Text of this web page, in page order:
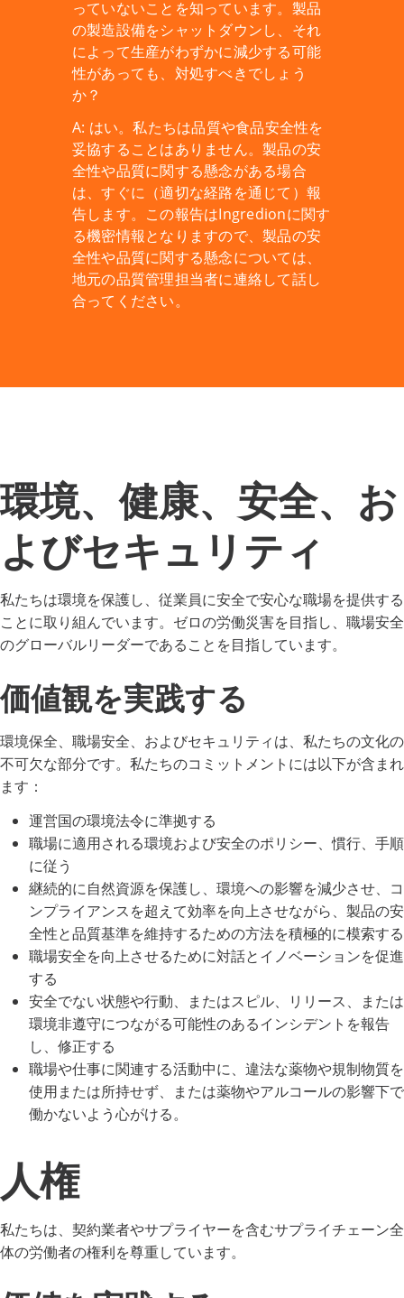
っていないことを知っています。製品
の製造設備をシャットダウンし、それ
によって生産がわずかに減少する可能
性があっても、対処すべきでしょう
か？
A: はい。私たちは品質や食品安全性を
妥協することはありません。製品の安
全性や品質に関する懸念がある場合
は、すぐに（適切な経路を通じて）報
告します。この報告はIngredionに関す
る機密情報となりますので、製品の安
全性や品質に関する懸念については、
地元の品質管理担当者に連絡して話し
合ってください。
環境、健康、安全、お
よびセキュリティ
私たちは環境を保護し、従業員に安全で安心な職場を提供する
ことに取り組んでいます。ゼロの労働災害を目指し、職場安全
のグローバルリーダーであることを目指しています。
価値観を実践する
環境保全、職場安全、およびセキュリティは、私たちの文化の
不可欠な部分です。私たちのコミットメントには以下が含まれ
ます：
運営国の環境法令に準拠する
職場に適用される環境および安全のポリシー、慣行、手順
に従う
継続的に自然資源を保護し、環境への影響を減少させ、コ
ンプライアンスを超えて効率を向上させながら、製品の安
全性と品質基準を維持するための方法を積極的に模索する
職場安全を向上させるために対話とイノベーションを促進
する
安全でない状態や行動、またはスピル、リリース、または
環境非遵守につながる可能性のあるインシデントを報告
し、修正する
職場や仕事に関連する活動中に、違法な薬物や規制物質を
使用または所持せず、または薬物やアルコールの影響下で
働かないよう心がける。
人権
私たちは、契約業者やサプライヤーを含むサプライチェーン全
体の労働者の権利を尊重しています。